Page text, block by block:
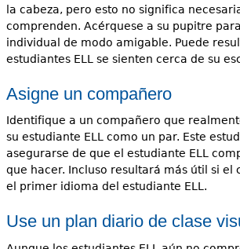
la cabeza, pero esto no significa
comprenden. Acérquese a su pupitre
individual de modo amigable. Puede
estudiantes ELL se sienten cerca de su
Asigne un compañero
Identifique a un compañero que
su estudiante ELL como un par. Este
asegurarse de que el estudiante ELL
que hacer. Incluso resultará más útil si el
el primer idioma del estudiante ELL.
Use un plan diario de clase